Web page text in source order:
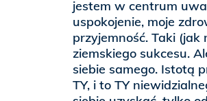
jestem w centrum
uspokojenie, moje
przyjemność. Taki
ziemskiego sukcesu.
siebie samego. Istotą
TY, i to TY